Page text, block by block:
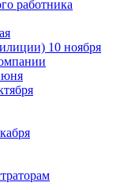
работника
10 ноября